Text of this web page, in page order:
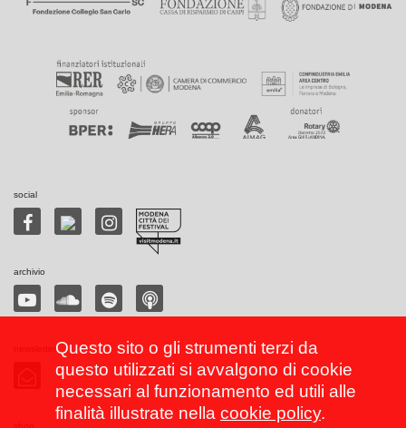
social
archivio
Questo sito o gli strumenti terzi da
questo utilizzati si avvalgono di cookie
necessari al funzionamento ed utili alle
finalità illustrate nella cookie policy.